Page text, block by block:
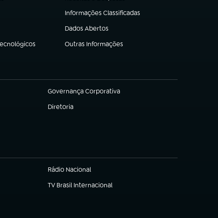
Informações Classificadas
(abre em nova aba)
Dados Abertos
(abre em nova aba)
Outras Informações
(abre em nova aba)
Governança Corporativa
(abre em nova aba)
Diretoria
(abre em nova aba)
Rádio Nacional
TV Brasil Internacional
(abre em nova aba)